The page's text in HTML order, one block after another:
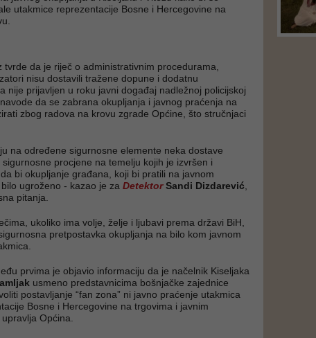
utakmice reprezentacije Bosne i Hercegovine na
tvrde da je riječ o administrativnim procedurama,
nisu dostavili tražene dopune i dodatnu
nije prijavljen u roku javni događaj nadležnoj policijskoj
da se zabrana okupljanja i javnog praćenja na
zbog radova na krovu zgrade Općine, što stručnjaci
na određene sigurnosne elemente neka dostave
procjene na temelju kojih je izvršen i
bi okupljanje građana, koji bi pratili na javnom
ugroženo - kazao je za DetektorSandi Dizdarević
pitanja.
ukoliko ima volje, želje i ljubavi prema državi BiH,
pretpostavka okupljanja na bilo kom javnom
prvima je objavio informaciju da je načelnik Kiseljaka
usmeno predstavnicima bošnjačke zajednice
postavljanje “fan zona” ni javno praćenje utakmica
Bosne i Hercegovine na trgovima i javnim
Općina.